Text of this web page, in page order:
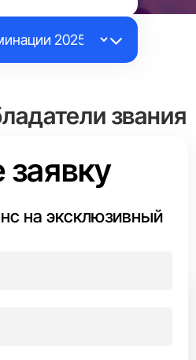
звания
центра в каждой
лидера.
заявку
на эксклюзивный